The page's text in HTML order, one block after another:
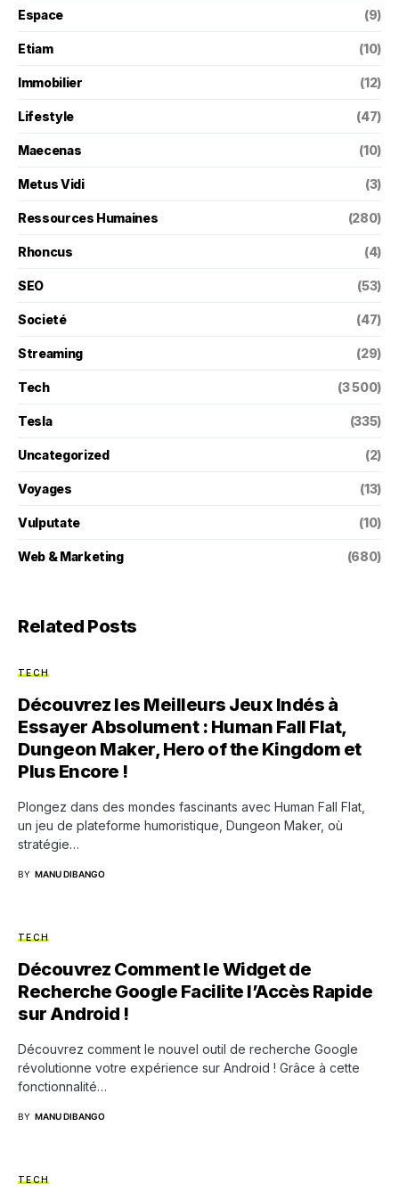
Espace (9)
Etiam (10)
Immobilier (12)
Lifestyle (47)
Maecenas (10)
Metus Vidi (3)
Ressources Humaines (280)
Rhoncus (4)
SEO (53)
Societé (47)
Streaming (29)
Tech (3 500)
Tesla (335)
Uncategorized (2)
Voyages (13)
Vulputate (10)
Web & Marketing (680)
Related Posts
TECH
Découvrez les Meilleurs Jeux Indés à
Essayer Absolument : Human Fall Flat,
Dungeon Maker, Hero of the Kingdom et
Plus Encore !
Plongez dans des mondes fascinants avec Human Fall Flat,
un jeu de plateforme humoristique, Dungeon Maker, où
stratégie…
BY MANU DIBANGO
TECH
Découvrez Comment le Widget de
Recherche Google Facilite l’Accès Rapide
sur Android !
Découvrez comment le nouvel outil de recherche Google
révolutionne votre expérience sur Android ! Grâce à cette
fonctionnalité…
BY MANU DIBANGO
TECH